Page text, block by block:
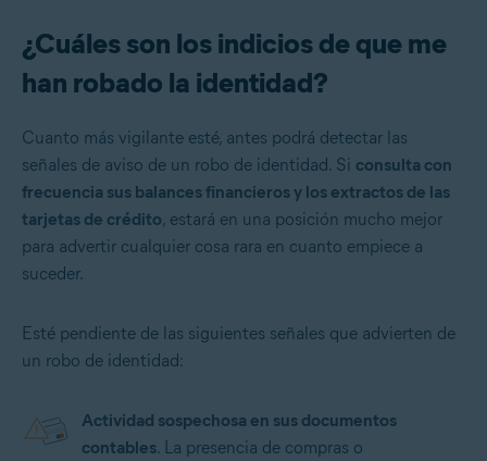
¿Cuáles son los indicios de que me
han robado la identidad?
Cuanto más vigilante esté, antes podrá detectar las
señales de aviso de un robo de identidad. Si consulta con
frecuencia sus balances financieros y los extractos de las
tarjetas de crédito, estará en una posición mucho mejor
para advertir cualquier cosa rara en cuanto empiece a
suceder.
Esté pendiente de las siguientes señales que advierten de
un robo de identidad:
Actividad sospechosa en sus documentos
contables. La presencia de compras o